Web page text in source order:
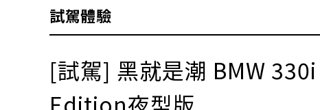
試駕體驗
[試駕] 黑就是潮 BMW